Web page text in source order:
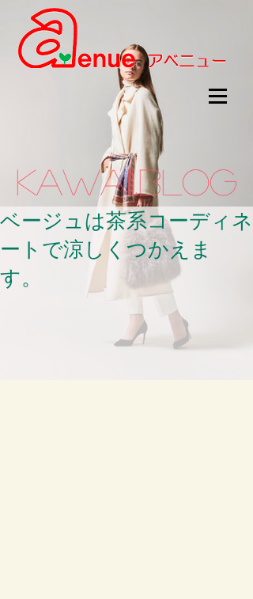
kawaii.BLOG
ベージュは茶系コーディネ
ートで涼しくつかえま
す。